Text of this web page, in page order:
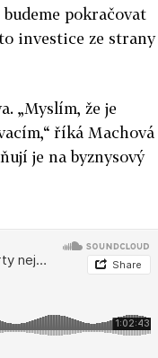
pokračovat
investice ze strany
„Myslím, že je
říká Machová
je na byznysový